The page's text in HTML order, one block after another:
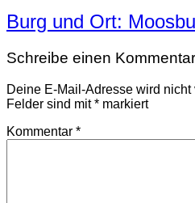
Burg und Ort:
Schreibe einen Kommentar
Deine E-Mail-Adresse wird nicht
Felder sind mit* markiert
Kommentar *